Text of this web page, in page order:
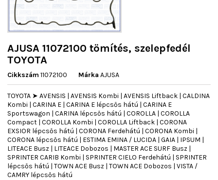
AJUSA 11072100 tömítés, szelepfedél
TOYOTA
Cikkszám 11072100 Márka AJUSA
TOYOTA ➤ AVENSIS | AVENSIS Kombi | AVENSIS Liftback | CALDINA
Kombi | CARINA E | CARINA E lépcsős hátú | CARINA E
Sportswagon | CARINA lépcsős hátú | COROLLA | COROLLA
Compact | COROLLA Kombi | COROLLA Liftback | CORONA
EXSIOR lépcsős hátú | CORONA Ferdehátú | CORONA Kombi |
CORONA lépcsős hátú | ESTIMA EMINA / LUCIDA | GAIA | IPSUM |
LITEACE Busz | LITEACE Dobozos | MASTER ACE SURF Busz |
SPRINTER CARIB Kombi | SPRINTER CIELO Ferdehátú | SPRINTER
lépcsős hátú | TOWN ACE Busz | TOWN ACE Dobozos | VISTA /
CAMRY lépcsős hátú